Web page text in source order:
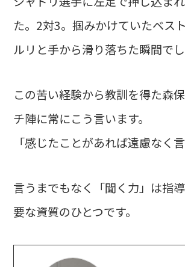
た。2対3。掴みかけていたベス
ルリと手から滑り落ちた瞬間でし
この苦い経験から教訓を得た森
チ陣に常にこう言います。
「感じたことがあれば遠慮なく言
言うまでもなく「聞く力」は指
要な資質のひとつです。